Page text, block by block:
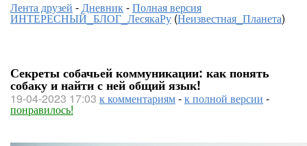
Лента друзей -Дневник-Полная версия
ИНТЕРЕСНЫЙ_БЛОГ_ЛесякаРу(Неизвестная_Планета)
Секреты собачьей коммуникации: как понять
собаку и найти с ней общий язык!
19-04-2023 17:03 к комментариям-к полной версии -
понравилось!